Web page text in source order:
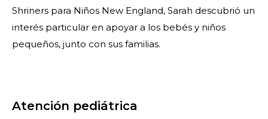
Shriners para Niños New England, Sarah descubrió un
interés particular en apoyar a los bebés y niños
pequeños, junto con sus familias.
Atención pediátrica